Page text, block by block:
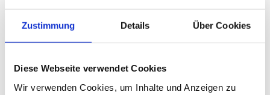
Zustimmung Details Über Cookies
Diese Webseite verwendet Cookies
Wir verwenden Cookies, um Inhalte und Anzeigen zu